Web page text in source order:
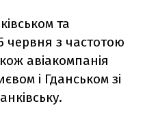
та
червня з частотою
авіакомпанія
і Гданськом зі